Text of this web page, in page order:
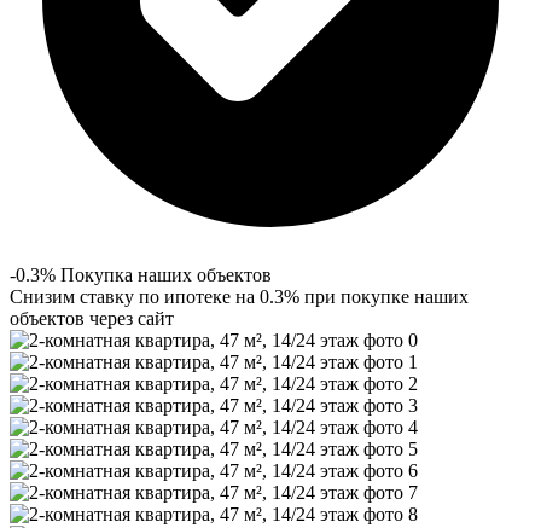
-0.3% Покупка наших объектов
Снизим ставку по ипотеке на 0.3% при покупке наших
объектов через сайт